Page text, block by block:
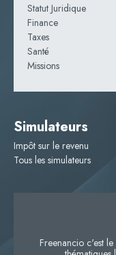
Statut Juridique
Finance
Taxes
Santé
Missions
Simulateurs
Impôt sur le revenu
Tous les simulateurs
Freenancio c'est